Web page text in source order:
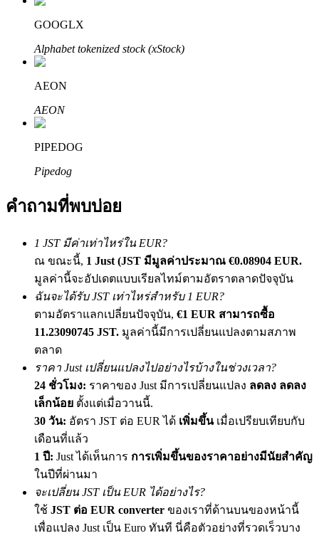
พันธมิตร Bitrue
มากถึง 65% คอมมิชชั่น!
การแนะนำ
BTC Welcome Rewards
BTC Welcome Rewards
Deposit & Trade BTC to Share 25000 USDT prize pool!
Deposit CASHCAT & Win
GOOGLX
Alphabet tokenized stock (xStock)
AEON
AEON
PIPEDOG
Pipedog
คำถามที่พบบ่อย
1 JST มีค่าเท่าไหร่ใน EUR?
ณ ขณะนี้, 1 Just (JST มีมูลค่าประมาณ €0.08904 EUR.
มูลค่านี้จะอัปเดตแบบเรียลไทม์ตามอัตราตลาดปัจจุบัน
ฉันจะได้รับ JST เท่าไหร่สำหรับ 1 EUR?
ตามอัตราแลกเปลี่ยนปัจจุบัน, €1 EUR สามารถซื้อ
11.23090745 JST. มูลค่านี้มีการเปลี่ยนแปลงตามสภาพ
ตลาด
ราคา Just เปลี่ยนแปลงไปอย่างไรบ้างในช่วงเวลา?
24 ชั่วโมง: ราคาของ Just มีการเปลี่ยนแปลง ลดลง ลดลง
เล็กน้อย ตั้งแต่เมื่อวานนี้.
30 วัน: อัตรา JST ต่อ EUR ได้ เพิ่มขึ้นเมื่อเปรียบเทียบกับ
เดือนที่แล้ว
1 ปี: Just ได้เห็นการ การเพิ่มขึ้นของราคาอย่างมีนัยสำคัญ
ในปีที่ผ่านมา
จะเปลี่ยน JST เป็น EUR ได้อย่างไร?
ใช้ JST ต่อ EUR converter ของเราที่ด้านบนของหน้านี้
เพื่อแปลง Just เป็น Euro ทันที นี่คือตัวอย่างที่รวดเร็วบาง